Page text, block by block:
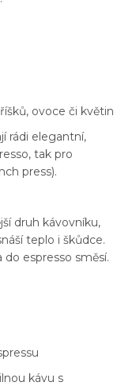
ovoce či květin
rádi elegantní,
tak pro
press).
druh kávovníku,
teplo i škůdce.
espresso směsí.
kávu s